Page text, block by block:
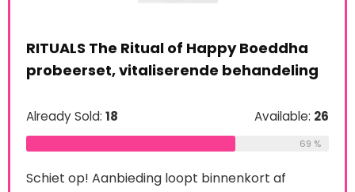
RITUALS The Ritual of Happy Boeddha
probeerset, vitaliserende behandeling
Already Sold: 18 Available: 26
69 %
Schiet op! Aanbieding loopt binnenkort af